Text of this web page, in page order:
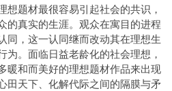
想题材最很容易引起社会的共识，
的真实的生涯。观众在寓目的进程
同，这一认同继而改动其在理想生
为。面临日益老龄化的社会理想，
暖和而美好的理想题材作品来出现
田天下、化解代际之间的隔膜与矛